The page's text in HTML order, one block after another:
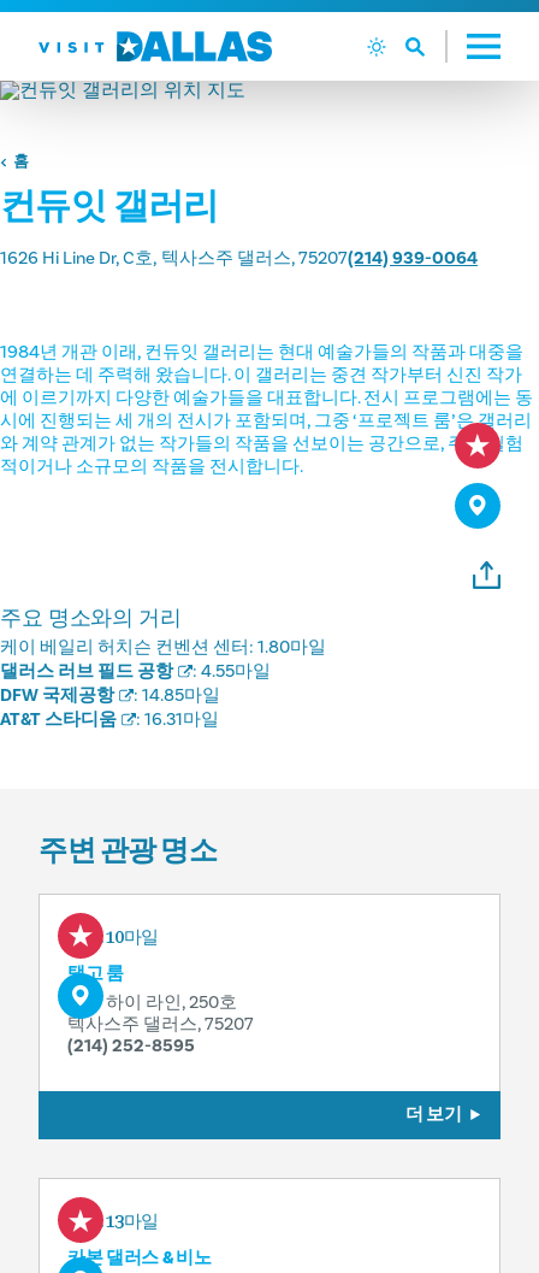
본문으로 건너뛰기
홈
컨듀잇 갤러리
1626 Hi Line Dr, C호 텍사스주 댈러스, 75207(214) 939-0064
1984년 개관 이래, 컨듀잇 갤러리는 현대 예술가들의 작품과 대중을
연결하는 데 주력해 왔습니다. 이 갤러리는 중견 작가부터 신진 작가
에 이르기까지 다양한 예술가들을 대표합니다. 전시 프로그램에는 동
시에 진행되는 세 개의 전시가 포함되며, 그중 ‘프로젝트 룸’은 갤러리
와 계약 관계가 없는 작가들의 작품을 선보이는 공간으로, 주로 실험
적이거나 소규모의 작품을 전시합니다.
주요 명소와의 거리
케이 베일리 허치슨 컨벤션 센터: 1.80마일
댈러스 러브 필드 공항
: 4.55마일
DFW 국제공항
: 14.85마일
AT&T 스타디움
: 16.31마일
주변 관광 명소
0.10마일
탱고 룸
1617 하이 라인, 250호
텍사스주 댈러스, 75207
(214) 252-8595
더 보기
0.13마일
카본 댈러스 & 비노